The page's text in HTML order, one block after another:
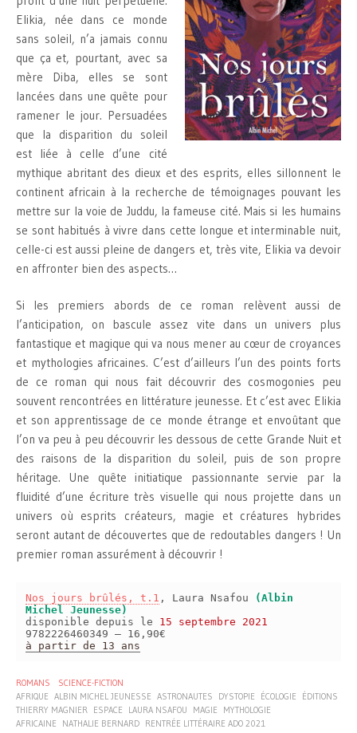
Elikia, née dans ce monde
sans soleil, n’a jamais connu
que ça et, pourtant, avec sa
mère Diba, elles se sont
lancées dans une quête pour
ramener le jour. Persuadées
que la disparition du soleil
est liée à celle d’une cité
mythique abritant des dieux et des esprits, elles sillonnent le
continent africain à la recherche de témoignages pouvant les
mettre sur la voie de Juddu, la fameuse cité. Mais si les humains
se sont habitués à vivre dans cette longue et interminable nuit,
celle-ci est aussi pleine de dangers et, très vite, Elikia va devoir
en affronter bien des aspects…
Si les premiers abords de ce roman relèvent aussi de
l’anticipation, on bascule assez vite dans un univers plus
fantastique et magique qui va nous mener au cœur de croyances
et mythologies africaines. C’est d’ailleurs l’un des points forts
de ce roman qui nous fait découvrir des cosmogonies peu
souvent rencontrées en littérature jeunesse. Et c’est avec Elikia
et son apprentissage de ce monde étrange et envoûtant que
l’on va peu à peu découvrir les dessous de cette Grande Nuit et
des raisons de la disparition du soleil, puis de son propre
héritage. Une quête initiatique passionnante servie par la
fluidité d’une écriture très visuelle qui nous projette dans un
univers où esprits créateurs, magie et créatures hybrides
seront autant de découvertes que de redoutables dangers ! Un
premier roman assurément à découvrir !
Nos jours brûlés, t.1 , Laura Nsafou
(Albin
Michel Jeunesse)
disponible depuis le 15 septembre 2021
9782226460349 – 16,90€
à partir de 13 ans
ROMANS
SCIENCE-FICTION
AFRIQUE ALBIN MICHEL JEUNESSE ASTRONAUTES DYSTOPIE ÉCOLOGIE
ÉDITIONS
THIERRY MAGNIER ESPACE LAURA NSAFOU MAGIE
MYTHOLOGIE
AFRICAINE
NATHALIE BERNARD RENTRÉE LITTÉRAIRE ADO 2021